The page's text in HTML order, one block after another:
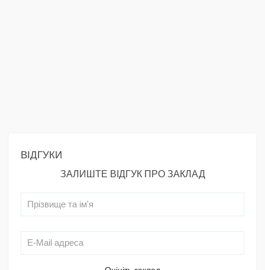
ВІДГУКИ
ЗАЛИШТЕ ВІДГУК ПРО ЗАКЛАД